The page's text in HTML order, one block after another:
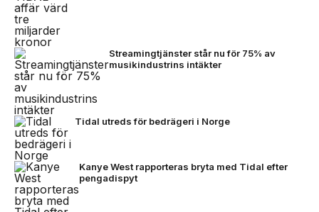
Streamingtjänster står nu för 75% av
musikindustrins intäkter
Tidal utreds för bedrägeri i Norge
Kanye West rapporteras bryta med Tidal efter
pengadispyt